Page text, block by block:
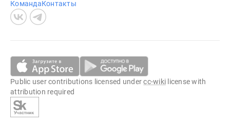
КомандаКонтакты
Public user contributions licensed undercc-wiki license with
attribution required